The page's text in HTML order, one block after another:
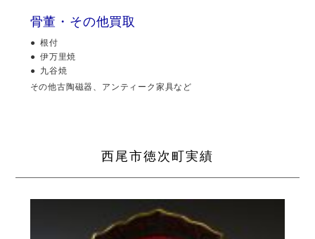
骨董・その他買取
根付
伊万里焼
九谷焼
その他古陶磁器、アンティーク家具など
西尾市徳次町実績